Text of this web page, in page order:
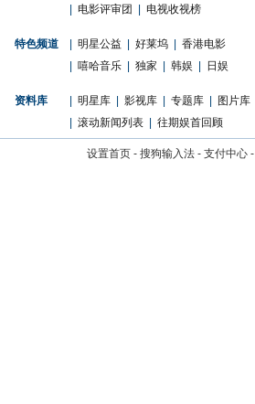
电影评审团 电视收视榜
特色频道 明星公益 好莱坞
香港电影
嘻哈音乐 独家 韩娱 日娱
资料库 明星库 影视库 专题库
图片库
滚动新闻列表 往期娱首回顾
设置首页 - 搜狗输入法 - 支付中心 -